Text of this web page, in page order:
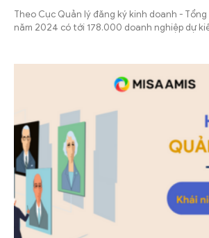
Theo Cục Quản lý đăng ký kinh doanh -
năm 2024 có tới 178.000 doanh nghiệp dự